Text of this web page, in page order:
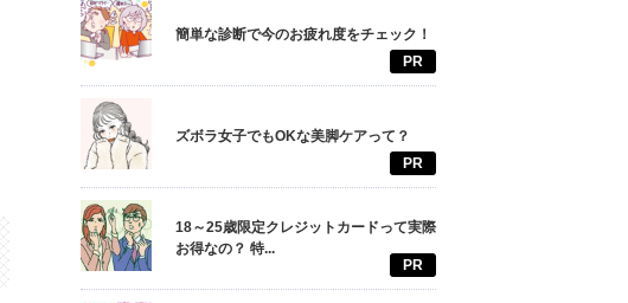
簡単な診断で今のお疲れ度をチェック！
PR
ズボラ女子でもOKな美脚ケアって？
PR
18～25歳限定クレジットカードって実際
お得なの？ 特...
PR